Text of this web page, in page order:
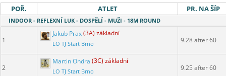
POŘ. ATLET PR. NA ŠÍP
INDOOR - REFLEXNÍ LUK - DOSPĚLÍ - MUŽI - 18M ROUND
1
Jakub Prax(3A) základní
LO TJ Start Brno 9.28 after 60
2
Martin Ondra (3C) základní
LO TJ Start Brno 9.25 after 60